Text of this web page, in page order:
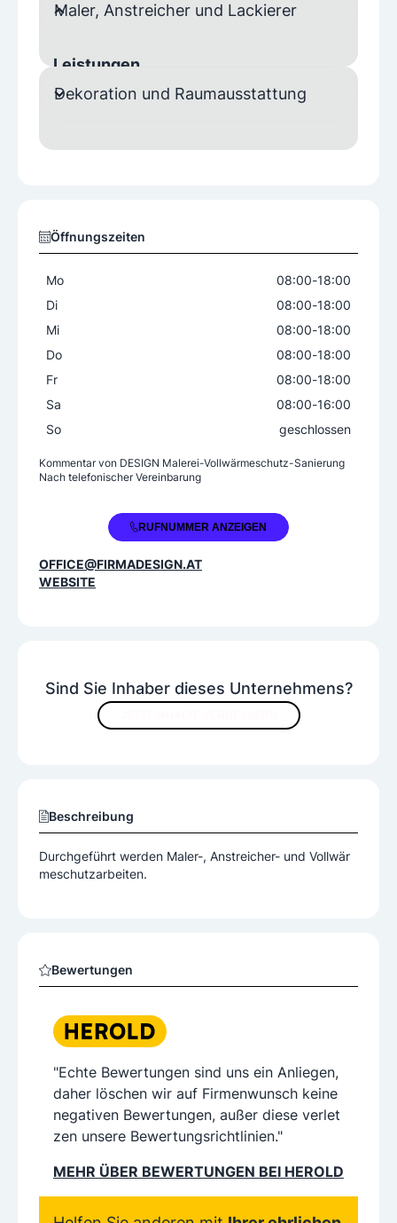
Maler, Anstreicher und Lackierer
Leistungen
Anstrich
Brandschutzbeschichtung
Malerei
Schimmelentfernungen
Produkte
Schablonen
Tapeten
Biomalerei
Dekoration und Raumausstattung
Sind Sie Inhaber dieses Unternehmens?
Beschreibung
Durchgeführt werden Maler-, Anstreicher- und Vollwär
meschutzarbeiten.
Bewertungen
"Echte Bewertungen sind uns ein Anliegen,
daher löschen wir auf Firmenwunsch keine
negativen Bewertungen, außer diese verlet
zen unsere Bewertungsrichtlinien."
MEHR ÜBER BEWERTUNGEN BEI HEROLD
Öffnungszeiten
Mo 08:00-18:00
Di
08:00-18:00
Mi
08:00-18:00
Do
08:00-18:00
Fr
08:00-18:00
Sa
08:00-16:00
So
geschlossen
Kommentar von DESIGN Malerei-Vollwärmeschutz-Sanierung
Nach telefonischer Vereinbarung
+43 660 4098321RUFNUMMER ANZEIGEN
OFFICE@FIRMADESIGN.AT
WEBSITE